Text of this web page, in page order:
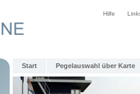
Hilfe
Start Pegelauswahl über Karte